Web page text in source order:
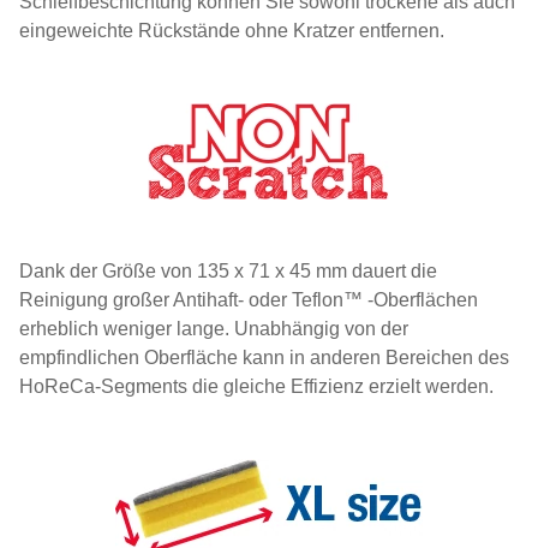
eingeweichte Rückstände ohne Kratzer entfernen.
Dank der Größe von 135 x 71 x 45 mm dauert die
Reinigung großer Antihaft- oder Teflon™ -Oberflächen
erheblich weniger lange. Unabhängig von der
empfindlichen Oberfläche kann in anderen Bereichen des
HoReCa-Segments die gleiche Effizienz erzielt werden.